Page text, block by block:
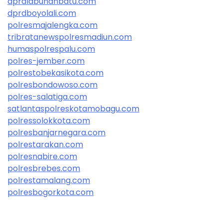
dprdboyolali.com
polresmajalengka.com
tribratanewspolresmadiun.com
humaspolrespalu.com
polres-jember.com
polrestobekasikota.com
polresbondowoso.com
polres-salatiga.com
satlantaspolreskotamobagu.com
polressolokkota.com
polresbanjarnegara.com
polrestarakan.com
polresnabire.com
polresbrebes.com
polrestamalang.com
polresbogorkota.com